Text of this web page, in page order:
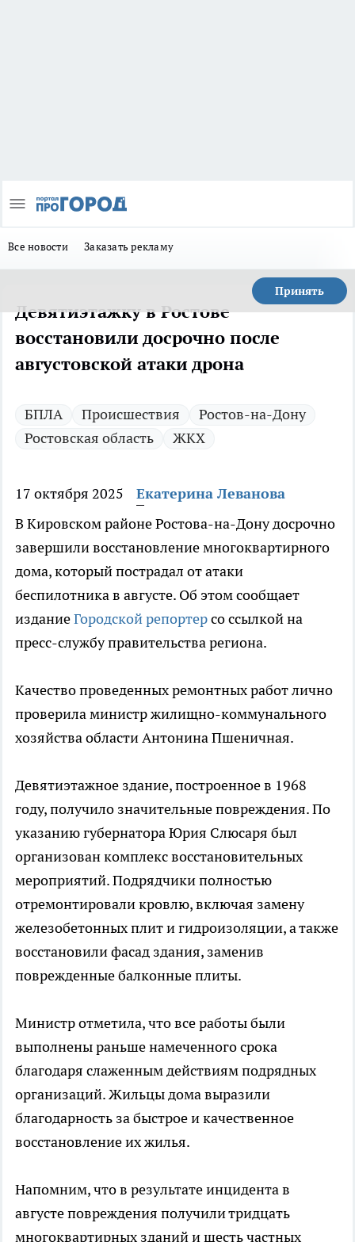
Все новости Заказать рекламу
Принять
Девятиэтажку в Ростове
восстановили досрочно после
августовской атаки дрона
БПЛА Происшествия
Ростов-на-Дону
Ростовская область
ЖКХ
17 октября 2025
Екатерина Леванова
В Кировском районе Ростова-на-Дону досрочно
завершили восстановление многоквартирного
дома, который пострадал от атаки
беспилотника в августе. Об этом сообщает
изданиеГородской репортерсо ссылкой на
пресс-службу правительства региона.
Качество проведенных ремонтных работ лично
проверила министр жилищно-коммунального
хозяйства области Антонина Пшеничная.
Девятиэтажное здание, построенное в 1968
году, получило значительные повреждения. По
указанию губернатора Юрия Слюсаря был
организован комплекс восстановительных
мероприятий. Подрядчики полностью
отремонтировали кровлю, включая замену
железобетонных плит и гидроизоляции, а также
восстановили фасад здания, заменив
поврежденные балконные плиты.
Министр отметила, что все работы были
выполнены раньше намеченного срока
благодаря слаженным действиям подрядных
организаций. Жильцы дома выразили
благодарность за быстрое и качественное
восстановление их жилья.
Напомним, что в результате инцидента в
августе повреждения получили тридцать
многоквартирных зданий и шесть частных